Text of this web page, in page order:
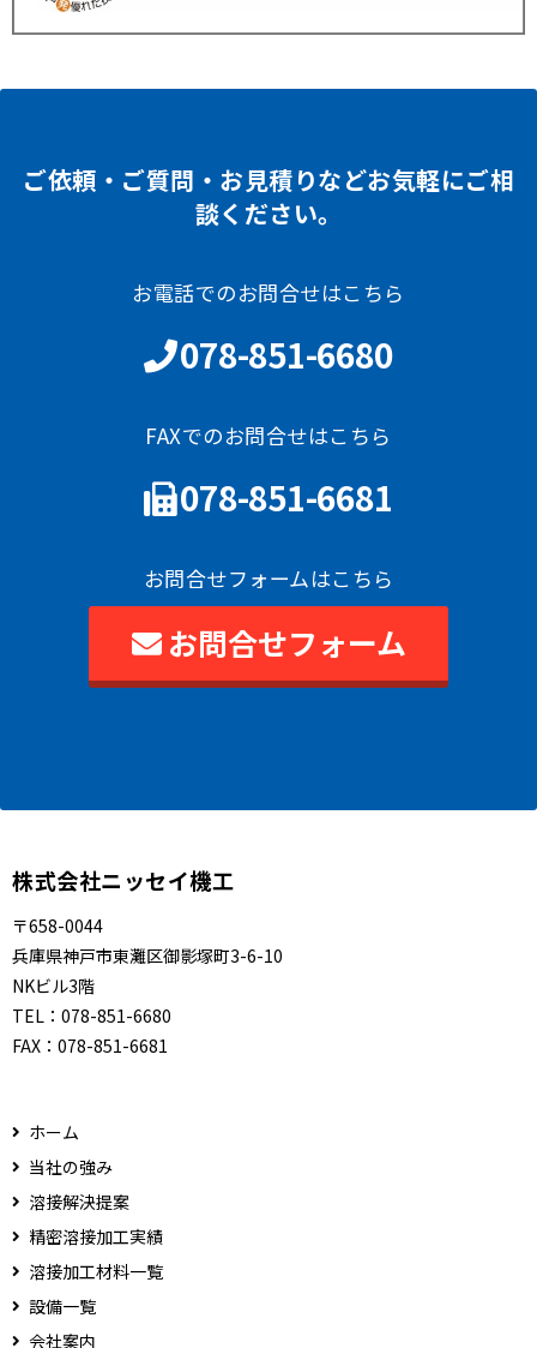
ご依頼・ご質問・お見積りなどお気軽にご相
談ください。
お電話でのお問合せはこちら
078-851-6680
FAXでのお問合せはこちら
078-851-6681
お問合せフォームはこちら
お問合せフォーム
株式会社ニッセイ機工
〒658-0044
兵庫県神戸市東灘区御影塚町3-6-10
NKビル3階
TEL： 078-851-6680
FAX： 078-851-6681
ホーム
当社の強み
溶接解決提案
精密溶接加工実績
溶接加工材料一覧
設備一覧
会社案内